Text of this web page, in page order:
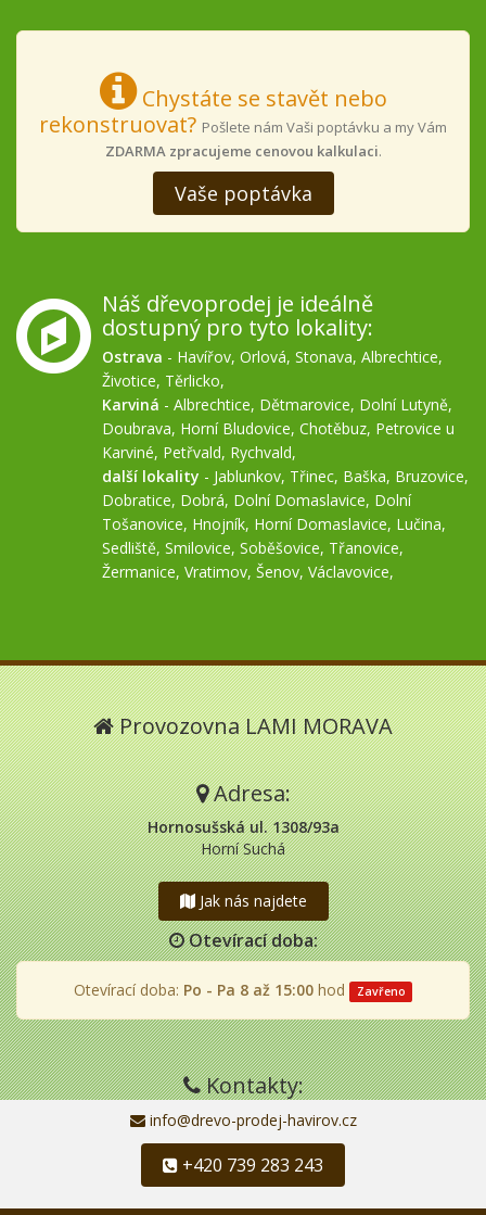
Chystáte se stavět nebo
rekonstruovat? Pošlete nám Vaši poptávku a my Vám
ZDARMA zpracujeme cenovou kalkulaci.
Vaše poptávka
Náš dřevoprodej je ideálně
dostupný pro tyto lokality:
Ostrava - Havířov, Orlová, Stonava, Albrechtice,
Životice, Těrlicko,
Karviná - Albrechtice, Dětmarovice, Dolní Lutyně,
Doubrava, Horní Bludovice, Chotěbuz, Petrovice u
Karviné, Petřvald, Rychvald,
další lokality - Jablunkov, Třinec, Baška, Bruzovice,
Dobratice, Dobrá, Dolní Domaslavice, Dolní
Tošanovice, Hnojník, Horní Domaslavice, Lučina,
Sedliště, Smilovice, Soběšovice, Třanovice,
Žermanice, Vratimov, Šenov, Václavovice,
Provozovna LAMI MORAVA
Adresa:
Hornosušská ul. 1308/93a
Horní Suchá
Jak nás najdete
Otevírací doba:
Otevírací doba: Po - Pa 8 až 15:00 hod Zavřeno
Kontakty:
info@drevo-prodej-havirov.cz
+420 739 283 243